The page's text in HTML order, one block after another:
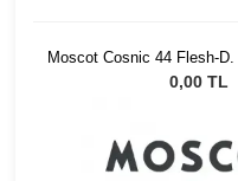
Moscot Cosnic 44 Flesh-D.
Pln
0,00 TL